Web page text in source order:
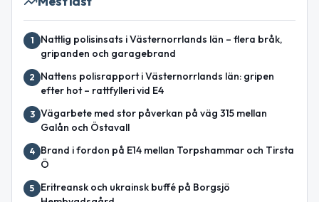
1
Nattlig polisinsats i Västernorrlands län – flera bråk,
gripanden och garagebrand
2
Nattens polisrapport i Västernorrlands län: gripen
efter hot – rattfylleri vid E4
3 Vägarbete med stor påverkan på väg 315 mellan
Galån och Östavall
4
Brand i fordon på E14 mellan Torpshammar och Tirsta
Ö
5
Eritreansk och ukrainsk buffé på Borgsjö